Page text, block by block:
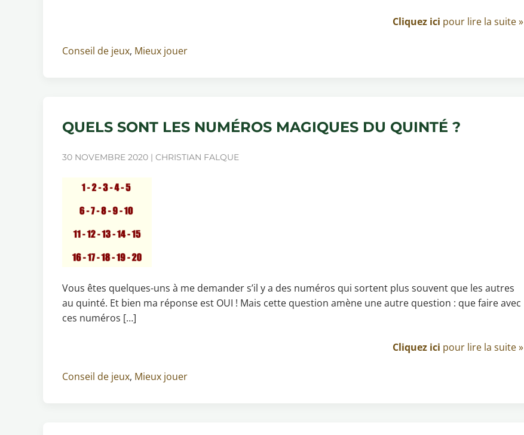
Cliquez ici pour lire la suite »
Conseil de jeux, Mieux jouer
QUELS SONT LES NUMÉROS MAGIQUES DU QUINTÉ ?
30 NOVEMBRE 2020 | CHRISTIAN FALQUE
Vous êtes quelques-uns à me demander s’il y a des numéros qui sortent plus souvent que les autres
au quinté. Et bien ma réponse est OUI ! Mais cette question amène une autre question : que faire avec
ces numéros […]
Cliquez ici pour lire la suite »
Conseil de jeux, Mieux jouer